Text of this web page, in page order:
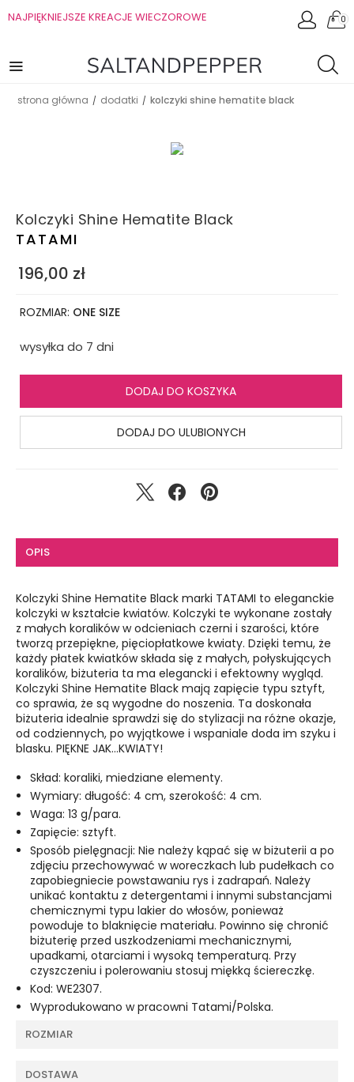
NAJPIĘKNIEJSZE KREACJE WIECZOROWE 0
strona główna / dodatki / kolczyki shine hematite black
Kolczyki Shine Hematite Black
TATAMI
196,00 zł
ROZMIAR: ONE SIZE
wysyłka do 7 dni
DODAJ DO KOSZYKA
DODAJ DO ULUBIONYCH
OPIS
Kolczyki Shine Hematite Black marki TATAMI to eleganckie
kolczyki w kształcie kwiatów. Kolczyki te wykonane zostały
z małych koralików w odcieniach czerni i szarości, które
tworzą przepiękne, pięciopłatkowe kwiaty. Dzięki temu, że
każdy płatek kwiatków składa się z małych, połyskujących
koralików, biżuteria ta ma elegancki i efektowny wygląd.
Kolczyki Shine Hematite Black mają zapięcie typu sztyft,
co sprawia, że są wygodne do noszenia. Ta doskonała
biżuteria idealnie sprawdzi się do stylizacji na różne okazje,
od codziennych, po wyjątkowe i wspaniale doda im szyku i
blasku. PIĘKNE JAK...KWIATY!
Skład: koraliki, miedziane elementy.
Wymiary: długość: 4 cm, szerokość: 4 cm.
Waga: 13 g/para.
Zapięcie: sztyft.
Sposób pielęgnacji: Nie należy kąpać się w biżuterii a po
zdjęciu przechowywać w woreczkach lub pudełkach co
zapobiegniecie powstawaniu rys i zadrapań. Należy
unikać kontaktu z detergentami i innymi substancjami
chemicznymi typu lakier do włosów, ponieważ
powoduje to blaknięcie materiału. Powinno się chronić
biżuterię przed uszkodzeniami mechanicznymi,
upadkami, otarciami i wysoką temperaturą. Przy
czyszczeniu i polerowaniu stosuj miękką ściereczkę.
Kod: WE2307.
Wyprodukowano w pracowni Tatami/Polska.
ROZMIAR
DOSTAWA